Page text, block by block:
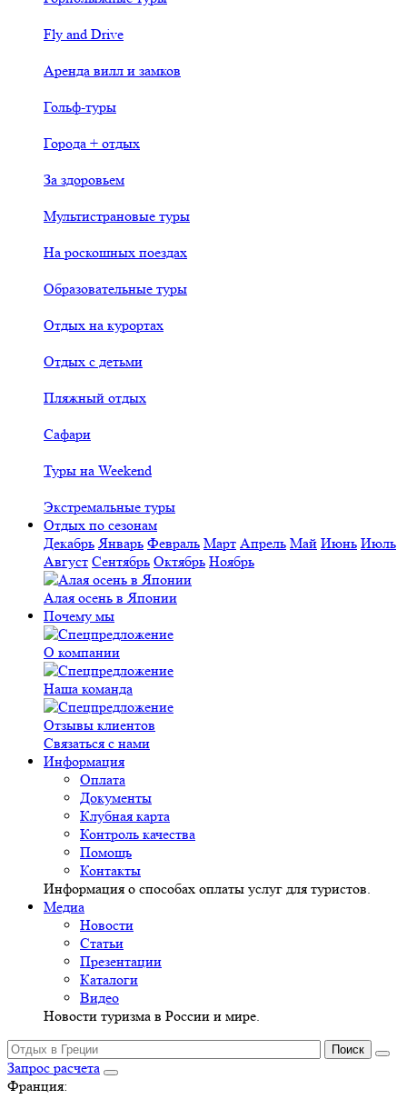
Fly and Drive
Аренда вилл и замков
Гольф-туры
Города + отдых
За здоровьем
Мультистрановые туры
На роскошных поездах
Образовательные туры
Отдых на курортах
Отдых с детьми
Пляжный отдых
Сафари
Туры на Weekend
Экстремальные туры
Отдых по сезонам
Декабрь Январь Февраль Март Апрель Май Июнь Июль
Август Сентябрь Октябрь Ноябрь
Алая осень в Японии
Почему мы
О компании
Наша команда
Отзывы клиентов
Связаться с нами
Информация
Оплата
Документы
Клубная карта
Контроль качества
Помощь
Контакты
Информация о способах оплаты услуг для туристов.
Медиа
Новости
Статьи
Презентации
Каталоги
Видео
Новости туризма в России и мире.
Запрос расчета
Франция: